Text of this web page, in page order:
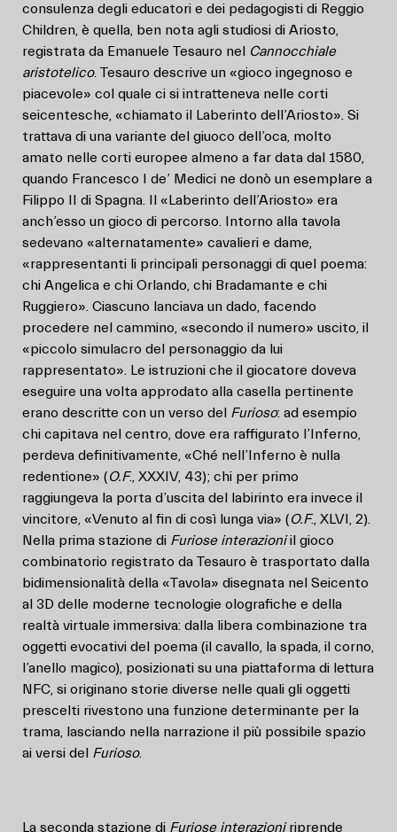
consulenza degli educatori e dei pedagogisti di Reggio
Children, è quella, ben nota agli studiosi di Ariosto,
registrata da Emanuele Tesauro nel Cannocchiale
aristotelico. Tesauro descrive un «gioco ingegnoso e
piacevole» col quale ci si intratteneva nelle corti
seicentesche, «chiamato il Laberinto dell’Ariosto». Si
trattava di una variante del giuoco dell’oca, molto
amato nelle corti europee almeno a far data dal 1580,
quando Francesco I de’ Medici ne donò un esemplare a
Filippo II di Spagna. Il «Laberinto dell’Ariosto» era
anch’esso un gioco di percorso. Intorno alla tavola
sedevano «alternatamente» cavalieri e dame,
«rappresentanti li principali personaggi di quel poema:
chi Angelica e chi Orlando, chi Bradamante e chi
Ruggiero». Ciascuno lanciava un dado, facendo
procedere nel cammino, «secondo il numero» uscito, il
«piccolo simulacro del personaggio da lui
rappresentato». Le istruzioni che il giocatore doveva
eseguire una volta approdato alla casella pertinente
erano descritte con un verso del Furioso: ad esempio
chi capitava nel centro, dove era raffigurato l’Inferno,
perdeva definitivamente, «Ché nell’Inferno è nulla
redentione» (O.F., XXXIV, 43); chi per primo
raggiungeva la porta d’uscita del labirinto era invece il
vincitore, «Venuto al fin di così lunga via» (O.F., XLVI, 2).
Nella prima stazione di Furiose interazioniil gioco
combinatorio registrato da Tesauro è trasportato dalla
bidimensionalità della «Tavola» disegnata nel Seicento
al 3D delle moderne tecnologie olografiche e della
realtà virtuale immersiva: dalla libera combinazione tra
oggetti evocativi del poema (il cavallo, la spada, il corno,
l’anello magico), posizionati su una piattaforma di lettura
NFC, si originano storie diverse nelle quali gli oggetti
prescelti rivestono una funzione determinante per la
trama, lasciando nella narrazione il più possibile spazio
ai versi del Furioso.
La seconda stazione di Furiose interazioniriprende